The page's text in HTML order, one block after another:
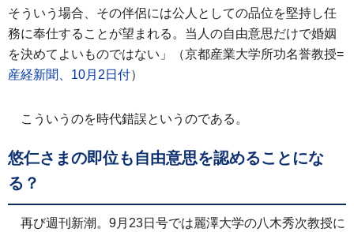
そういう場合、その伴侶には公人としての品位を堅持し任
務に奉仕することが望まれる。当人の自由意思だけで婚姻
を決めてよいものではない」（京都産業大学所功名誉教授=
産経新聞、10月2日付）
こういうのを時代錯誤というのである。
悠仁さまの即位も自由意思を認めることにな
る？
再び週刊新潮。9月23日号では麗澤大学の八木秀次教授に